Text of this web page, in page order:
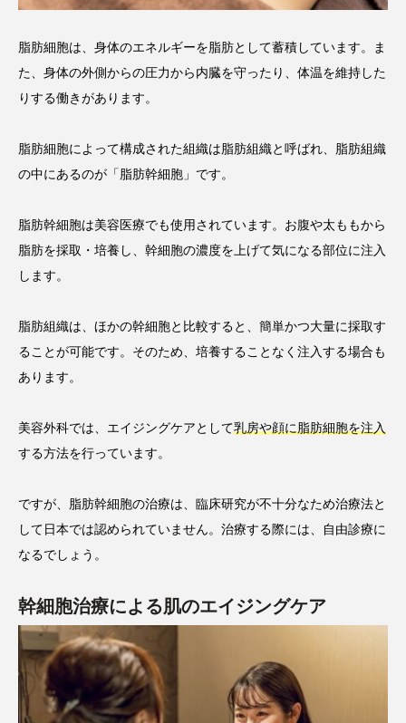
脂肪細胞は、身体のエネルギーを脂肪として蓄積しています。ま
た、身体の外側からの圧力から内臓を守ったり、体温を維持した
りする働きがあります。
脂肪細胞によって構成された組織は脂肪組織と呼ばれ、脂肪組織
の中にあるのが「脂肪幹細胞」です。
脂肪幹細胞は美容医療でも使用されています。お腹や太ももから
脂肪を採取・培養し、幹細胞の濃度を上げて気になる部位に注入
します。
脂肪組織は、ほかの幹細胞と比較すると、簡単かつ大量に採取す
ることが可能です。そのため、培養することなく注入する場合も
あります。
美容外科では、エイジングケアとして乳房や顔に脂肪細胞を注入
する方法を行っています。
ですが、脂肪幹細胞の治療は、臨床研究が不十分なため治療法と
して日本では認められていません。治療する際には、自由診療に
なるでしょう。
幹細胞治療による肌のエイジングケア